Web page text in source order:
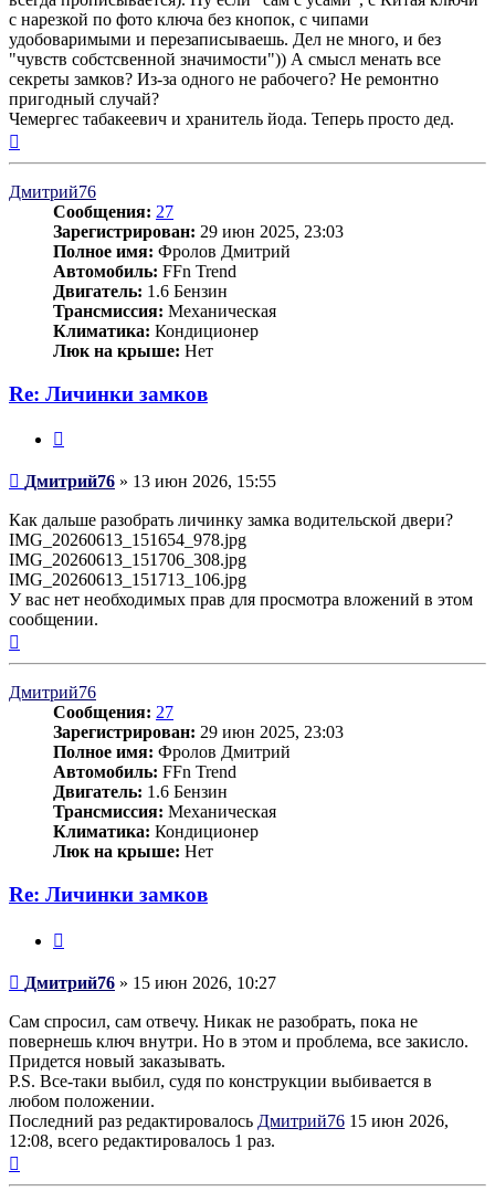
с нарезкой по фото ключа без кнопок, с чипами
удобоваримыми и перезаписываешь. Дел не много, и без
"чувств собстсвенной значимости")) А смысл менать все
секреты замков? Из-за одного не рабочего? Не ремонтно
пригодный случай?
Чемергес табакеевич и хранитель йода. Теперь просто дед.
Дмитрий76
Сообщения: 27
Зарегистрирован: 29 июн 2025, 23:03
Полное имя: Фролов Дмитрий
Автомобиль: FFn Trend
Двигатель: 1.6 Бензин
Трансмиссия: Механическая
Климатика: Кондиционер
Люк на крыше: Нет
Re: Личинки замков
Сообщение
Дмитрий76 » 13 июн 2026, 15:55
Как дальше разобрать личинку замка водительской двери?
IMG_20260613_151654_978.jpg
IMG_20260613_151706_308.jpg
IMG_20260613_151713_106.jpg
У вас нет необходимых прав для просмотра вложений в этом
сообщении.
Дмитрий76
Сообщения: 27
Зарегистрирован: 29 июн 2025, 23:03
Полное имя: Фролов Дмитрий
Автомобиль: FFn Trend
Двигатель: 1.6 Бензин
Трансмиссия: Механическая
Климатика: Кондиционер
Люк на крыше: Нет
Re: Личинки замков
Сообщение
Дмитрий76 » 15 июн 2026, 10:27
Сам спросил, сам отвечу. Никак не разобрать, пока не
повернешь ключ внутри. Но в этом и проблема, все закисло.
Придется новый заказывать.
P.S. Все-таки выбил, судя по конструкции выбивается в
любом положении.
Последний раз редактировалось Дмитрий76 15 июн 2026,
12:08, всего редактировалось 1 раз.